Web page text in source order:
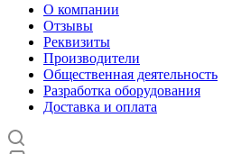
О компании
Отзывы
Реквизиты
Производители
Общественная деятельность
Разработка оборудования
Доставка и оплата